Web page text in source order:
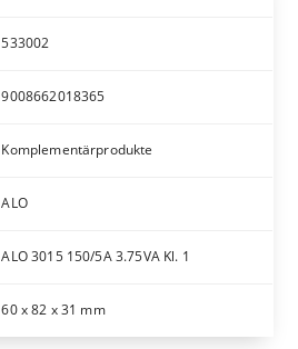
533002
9008662018365
Komplementärprodukte
ALO
ALO 3015 150/5A 3.75VA Kl. 1
60 x 82 x 31 mm